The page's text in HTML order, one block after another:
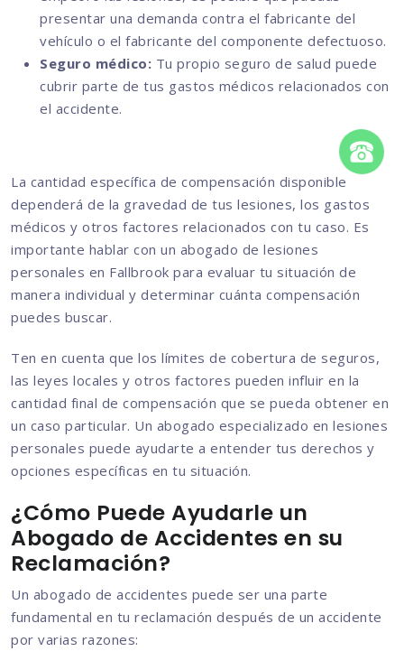
presentar una demanda contra el fabricante del
vehículo o el fabricante del componente defectuoso.
Seguro médico: Tu propio seguro de salud puede
cubrir parte de tus gastos médicos relacionados con
el accidente.
La cantidad específica de compensación disponible
dependerá de la gravedad de tus lesiones, los gastos
médicos y otros factores relacionados con tu caso. Es
importante hablar con un abogado de lesiones
personales en Fallbrook para evaluar tu situación de
manera individual y determinar cuánta compensación
puedes buscar.
Ten en cuenta que los límites de cobertura de seguros,
las leyes locales y otros factores pueden influir en la
cantidad final de compensación que se pueda obtener en
un caso particular. Un abogado especializado en lesiones
personales puede ayudarte a entender tus derechos y
opciones específicas en tu situación.
¿Cómo Puede Ayudarle un
Abogado de Accidentes en su
Reclamación?
Un abogado de accidentes puede ser una parte
fundamental en tu reclamación después de un accidente
por varias razones: